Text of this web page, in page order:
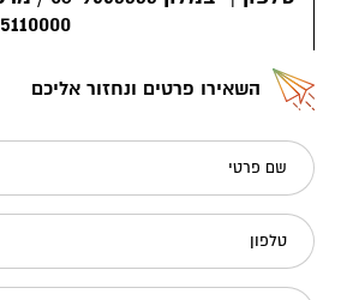
5110000
השאירו פרטים ונחזור אליכם
שם פרטי
טלפון